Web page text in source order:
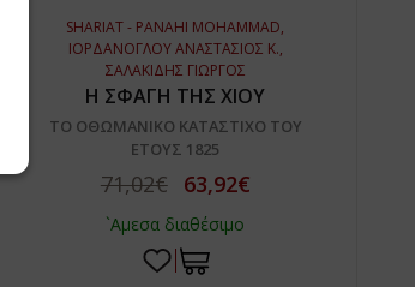
SHARIAT - PANAHI MOHAMMAD,
ΙΟΡΔΑΝΟΓΛΟΥ ΑΝΑΣΤΑΣΙΟΣ Κ.,
ΣΑΛΑΚΙΔΗΣ ΓΙΩΡΓΟΣ
Η ΣΦΑΓΗ ΤΗΣ ΧΙΟΥ
ΤΟ ΟΘΩΜΑΝΙΚΟ ΚΑΤΑΣΤΙΧΟ ΤΟΥ
ΕΤΟΥΣ 1825
71,02€ 63,92€
`Αμεσα διαθέσιμο